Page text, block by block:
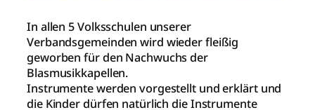
In allen 5 Volksschulen unserer
Verbandsgemeinden wird wieder fleißig
geworben für den Nachwuchs der
Blasmusikkapellen.
Instrumente werden vorgestellt und erklärt und
die Kinder dürfen natürlich die Instrumente